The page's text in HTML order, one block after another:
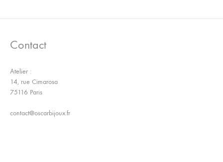
Contact
Atelier :
14, rue Cimarosa
75116 Paris
contact@oscarbijoux.fr